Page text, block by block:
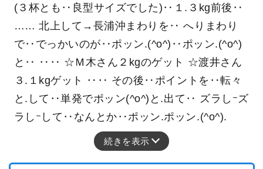
(３杯とも‥良型サイズでした)‥１.３kg前後‥
…… 北上して→長浦沖まわりを‥ へりまわり
で‥でっかいのが‥ポッン.(^o^)‥ポッン.(^o^)
と‥ ‥‥ ☆Ｍ木さん２kgのゲット ☆渡井さん
３.１kgゲット ‥‥ その後‥ポイントを‥転々
と.して‥単発でポッン(^o^)と.出て‥ ズラしｰズ
ラしｰして‥なんとか‥ポッン.ポッン.(^o^).
続きを表示